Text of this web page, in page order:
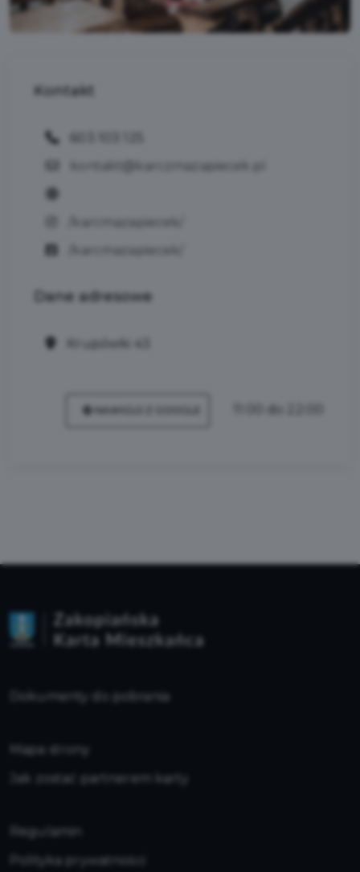
Kontakt
kontakt@karczmazapiecek.pl
Dane adresowe
Krupówki 43
Dokumenty do pobrania
Mapa strony
Jak zostać partnerem karty
Regulamin
Polityka prywatności